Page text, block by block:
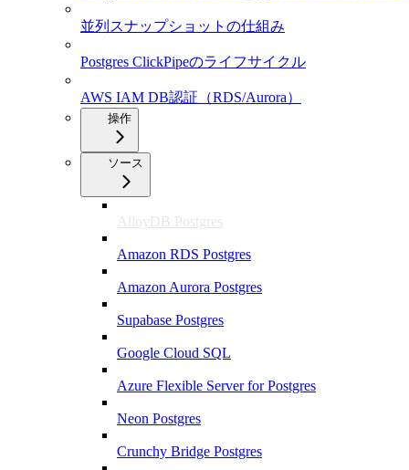
並列スナップショットの仕組み
Postgres ClickPipeのライフサイクル
AWS IAM DB認証（RDS/Aurora）
操作
ソース
AlloyDB Postgres
Amazon RDS Postgres
Amazon Aurora Postgres
Supabase Postgres
Google Cloud SQL
Azure Flexible Server for Postgres
Neon Postgres
Crunchy Bridge Postgres